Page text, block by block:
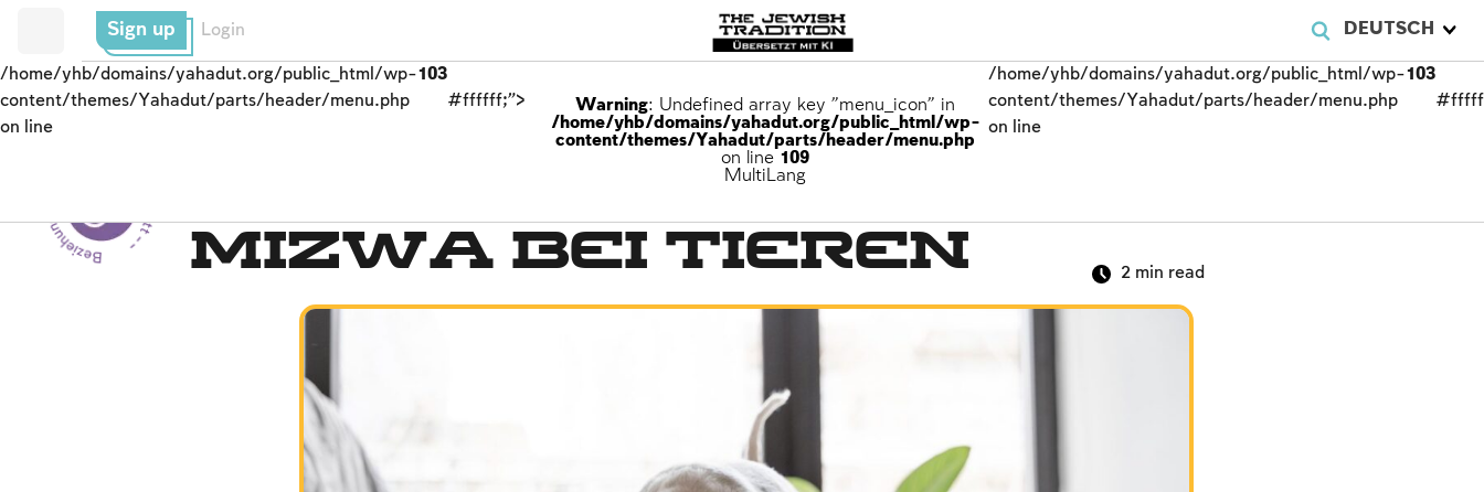
DEUTSCH
Sign up Login
/home/yhb/domains/yahadut.org/public_html/wp-
content/themes/Yahadut/parts/header/menu.php
on line
103
#ffffff;">
Warning: Undefined array key "menu_icon" in
/home/yhb/domains/yahadut.org/public_html/wp-
content/themes/Yahadut/parts/header/menu.php
on line 109
MultiLang
/home/yhb/domains/yahadut.org/public_html/wp-
content/themes/Yahadut/parts/header/menu.php
on line
103
Beziehung zwischen Mensch und Gott -- Mizwa bei Tieren 2 min read